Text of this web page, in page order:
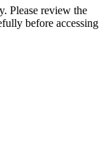
Please review the
before accessing